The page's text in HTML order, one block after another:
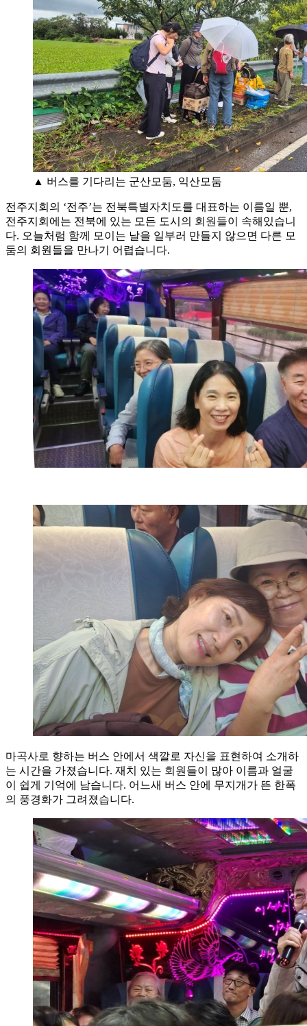
▲ 버스를 기다리는 군산모둠, 익산모둠
전주지회의 ‘전주’는 전북특별자치도를 대표하는 이름일 뿐,
전주지회에는 전북에 있는 모든 도시의 회원들이 속해있습니
다. 오늘처럼 함께 모이는 날을 일부러 만들지 않으면 다른 모
둠의 회원들을 만나기 어렵습니다.
마곡사로 향하는 버스 안에서 색깔로 자신을 표현하여 소개하
는 시간을 가졌습니다. 재치 있는 회원들이 많아 이름과 얼굴
이 쉽게 기억에 남습니다. 어느새 버스 안에 무지개가 뜬 한폭
의 풍경화가 그려졌습니다.